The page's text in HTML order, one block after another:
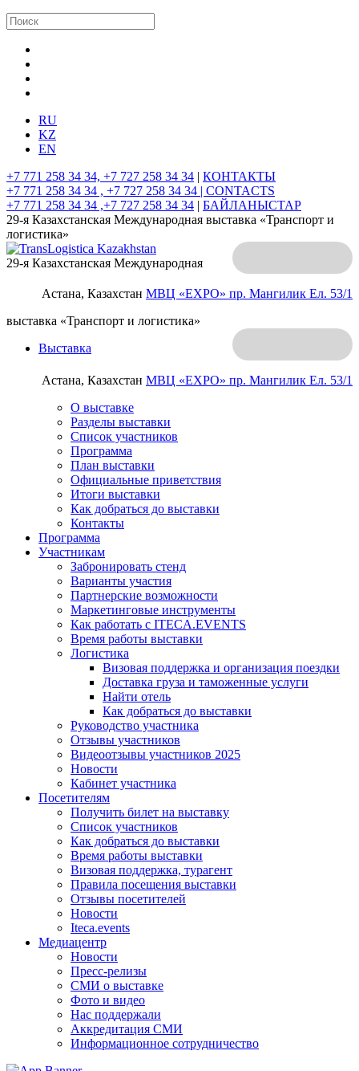
RU
KZ
EN
+7 771 258 34 34, +7 727 258 34 34 | КОНТАКТЫ
+7 771 258 34 34 , +7 727 258 34 34 | CONTACTS
+7 771 258 34 34 ,+7 727 258 34 34 | БАЙЛАНЫСТАР
29-я Казахстанская Международная выставка «Транспорт и
логистика»
Астана, Казахстан МВЦ «EXPO» пр. Мангилик Ел. 53/1
29-я Казахстанская Международная
выставка «Транспорт и логистика»
Астана, Казахстан МВЦ «EXPO» пр. Мангилик Ел. 53/1
Выставка
О выставке
Разделы выставки
Список участников
Программа
План выставки
Официальные приветствия
Итоги выставки
Как добраться до выставки
Контакты
Программа
Участникам
Забронировать стенд
Варианты участия
Партнерские возможности
Маркетинговые инструменты
Как работать с ITECA.EVENTS
Время работы выставки
Логистика
Визовая поддержка и организация поездки
Доставка груза и таможенные услуги
Найти отель
Как добраться до выставки
Руководство участника
Отзывы участников
Видеоотзывы участников 2025
Новости
Кабинет участника
Посетителям
Получить билет на выставку
Список участников
Как добраться до выставки
Время работы выставки
Визовая поддержка, турагент
Правила посещения выставки
Отзывы посетителей
Новости
Iteca.events
Медиацентр
Новости
Пресс-релизы
СМИ о выставке
Фото и видео
Нас поддержали
Аккредитация СМИ
Информационное сотрудничество